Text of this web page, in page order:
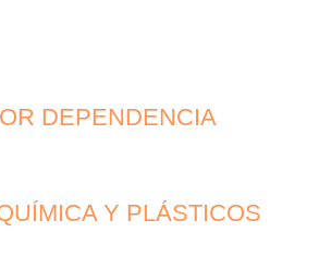
DEPENDENCIA
Y PLÁSTICOS